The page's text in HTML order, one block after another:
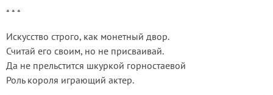
* * *
Искусство строго, как монетный двор.
Считай его своим, но не присваивай.
Да не прельстится шкуркой горностаевой
Роль короля играющий актер.